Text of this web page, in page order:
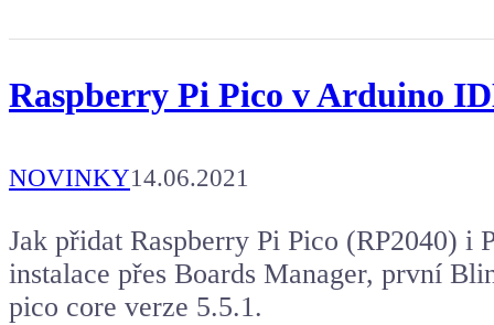
Raspberry Pi Pico v Arduino
NOVINKY14.06.2021
Jak přidat Raspberry Pi Pico (RP2040)
instalace přes Boards Manager, první
pico core verze 5.5.1.